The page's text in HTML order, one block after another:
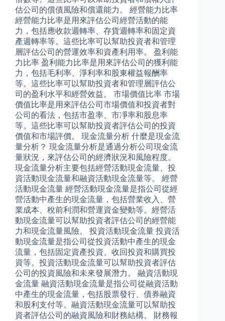
估公司的償債風險和償還能力。 經營能力比率
經營能力比率是用來評估公司經營活動的能
力，包括應收款週轉率、存貨週轉率和固定資
產週轉率等。這些比率可以幫助投資者和管理
層評估公司的營運效率和資產利用率。 盈利能
力比率 盈利能力比率是用來評估公司的獲利能
力，包括毛利率、淨利率和股東權益報酬率
等。這些比率可以幫助投資者和管理層評估公
司的盈利水平和經營效益。 市場價值比率 市場
價值比率是用來評估公司市場價值和投資者對
公司的看法，包括市盈率、市凈率和股息率
等。這些比率可以幫助投資者評估公司的投資
價值和市場評價。 現金流量分析 什麼是現金流
量分析？ 現金流量分析是通過分析公司現金流
量狀況，來評估公司的經濟狀況和風險程度。
現金流量分析主要包括經營活動現金流量、投
資活動現金流量和融資活動現金流量等。 經營
活動現金流量 經營活動現金流量是指公司從經
營活動中產生的現金流量，包括營業收入、營
業成本、稅前利潤和營運資金變動等。經營活
動現金流量可以幫助投資者評估公司的經營能
力和現金流量風險。 投資活動現金流量 投資活
動現金流量是指公司從投資活動中產生的現金
流量，包括固定資產投資、收回投資和購買投
資等。投資活動現金流量可以幫助投資者評估
公司的投資風險和未來發展潛力。 融資活動現
金流量 融資活動現金流量是指公司從融資活動
中產生的現金流量，包括股票發行、債券融資
和股利支付等。融資活動現金流量可以幫助投
資者評估公司的融資風險和財務結構。 財務報